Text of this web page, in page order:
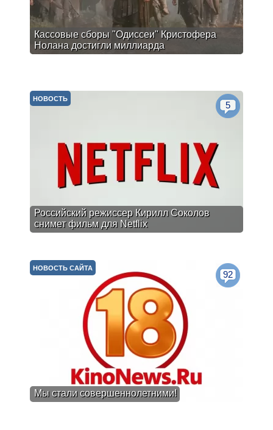
Кассовые сборы "Одиссеи" Кристофера
Нолана достигли миллиарда
Российский режиссер Кирилл Соколов
снимет фильм для Netflix
НОВОСТЬ
5
Мы стали совершеннолетними!
НОВОСТЬ САЙТА
92